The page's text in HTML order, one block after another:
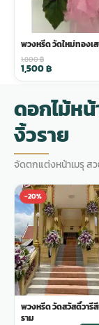
พวงหรีด วัดใหม่ทองเ
1,800฿
1,500฿
ดอกไม้ห
งิ้วราย
จัดตกแต่งหน้าเมรุ ส
-20%
พวงหรีด วัดสวัสดิ์วารี
ราม